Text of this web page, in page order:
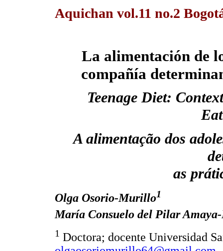
Aquichan vol.11 no.2
La alimentación de
compañía
Teenage Diet:
A alimentação dos
as
Olga Osorio-Murillo1
María Consuelo del Pilar Amaya-
1 Doctora; docente Universidad